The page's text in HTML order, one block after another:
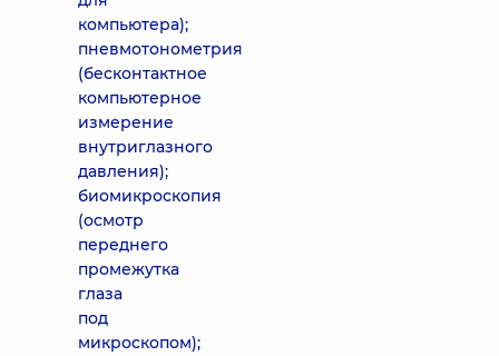
компьютера);
пневмотонометрия
(бесконтактное
компьютерное
измерение
внутриглазного
давления);
биомикроскопия
(осмотр
переднего
промежутка
глаза
под
микроскопом);